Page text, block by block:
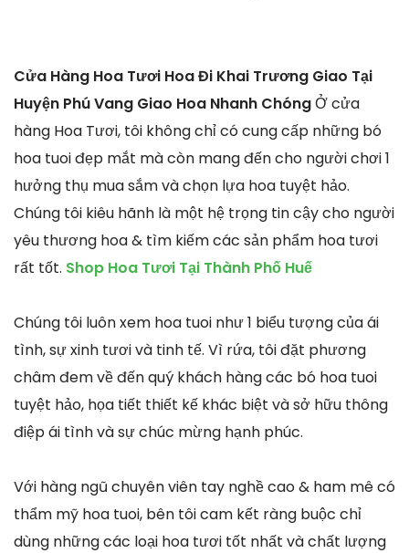
Cửa Hàng Hoa Tươi Hoa Đi Khai Trương Giao Tại
Huyện Phú Vang Giao Hoa Nhanh ChóngỞ cửa
hàng Hoa Tươi, tôi không chỉ có cung cấp những bó
hoa tuoi đẹp mắt mà còn mang đến cho người chơi 1
hưởng thụ mua sắm và chọn lựa hoa tuyệt hảo.
Chúng tôi kiêu hãnh là một hệ trọng tin cậy cho người
yêu thương hoa & tìm kiếm các sản phẩm hoa tươi
rất tốt. Shop Hoa Tươi Tại Thành Phố Huế
Chúng tôi luôn xem hoa tuoi như 1 biểu tượng của ái
tình, sự xinh tươi và tinh tế. Vì rứa, tôi đặt phương
châm đem về đến quý khách hàng các bó hoa tuoi
tuyệt hảo, họa tiết thiết kế khác biệt và sở hữu thông
điệp ái tình và sự chúc mừng hạnh phúc.
Với hàng ngũ chuyên viên tay nghề cao & ham mê có
thẩm mỹ hoa tuoi, bên tôi cam kết ràng buộc chỉ
dùng những các loại hoa tươi tốt nhất và chất lượng